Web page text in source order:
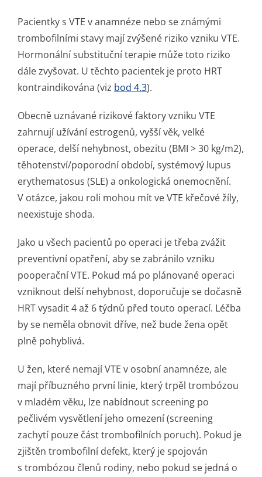
Pacientky s VTE v anamnéze nebo se známými
trombofilními stavy mají zvýšené riziko vzniku VTE.
Hormonální substituční terapie může toto riziko
dále zvyšovat. U těchto pacientek je proto HRT
kontraindikována (viz bod 4.3).
Obecně uznávané rizikové faktory vzniku VTE
zahrnují užívání estrogenů, vyšší věk, velké
operace, delší nehybnost, obezitu (BMI > 30 kg/m2),
těhotenství/po­porodní období, systémový lupus
erythematosus (SLE) a onkologická onemocnění.
V otázce, jakou roli mohou mít ve VTE křečové žíly,
neexistuje shoda.
Jako u všech pacientů po operaci je třeba zvážit
preventivní opatření, aby se zabránilo vzniku
pooperační VTE. Pokud má po plánované operaci
vzniknout delší nehybnost, doporučuje se dočasně
HRT vysadit 4 až 6 týdnů před touto operací. Léčba
by se neměla obnovit dříve, než bude žena opět
plně pohyblivá.
U žen, které nemají VTE v osobní anamnéze, ale
mají příbuzného první linie, který trpěl trombózou
v mladém věku, lze nabídnout screening po
pečlivém vysvětlení jeho omezení (screening
zachytí pouze část trombofilních poruch). Pokud je
zjištěn trombofilní defekt, který je spojován
s trombózou členů rodiny, nebo pokud se jedná o